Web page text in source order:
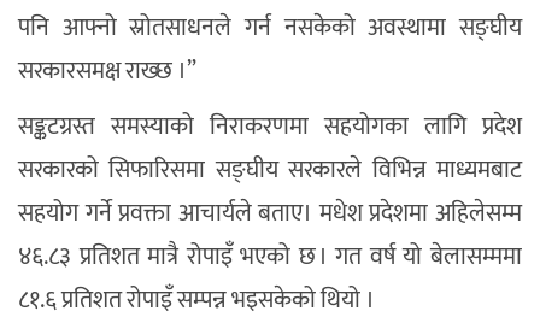
पनि आफ्नो स्रोतसाधनले गर्न नसकेको अवस्थामा सङ्घीय
सरकारसमक्ष राख्छ ।”
सङ्कटग्रस्त समस्याको निराकरणमा सहयोगका लागि प्रदेश
सरकारको सिफारिसमा सङ्घीय सरकारले विभिन्न माध्यमबाट
सहयोग गर्ने प्रवक्ता आचार्यले बताए। मधेश प्रदेशमा अहिलेसम्म
४६.८३ प्रतिशत मात्रै रोपाइँ भएको छ । गत वर्ष यो बेलासम्ममा
८१.६ प्रतिशत रोपाइँ सम्पन्न भइसकेको थियो ।